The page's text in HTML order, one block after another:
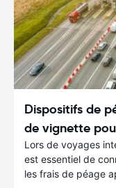
Dispositifs de
de vignette
Lors de voyages
est essentiel de
les frais de péage